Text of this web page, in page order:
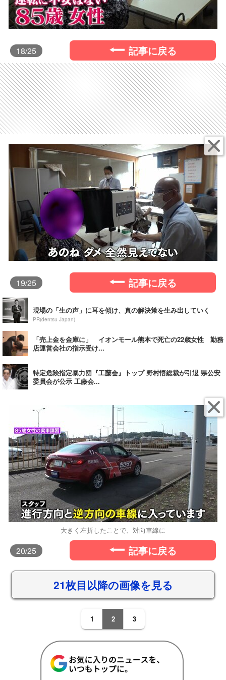
18/25 記事に戻る
19/25 記事に戻る
現場の「生の声」に耳を傾け、真の解決策を生み出していく
PR(dentsu Japan)
「売上金を金庫に」 イオンモール熊本で死亡の22歳女性 勤務
店運営会社の指示受け...
特定危険指定暴力団『工藤会』トップ 野村悟総裁が引退 県公安
委員会が公示 工藤会...
大きく左折したことで、対向車線に
20/25 記事に戻る
21枚目以降の画像を見る
1 2 3